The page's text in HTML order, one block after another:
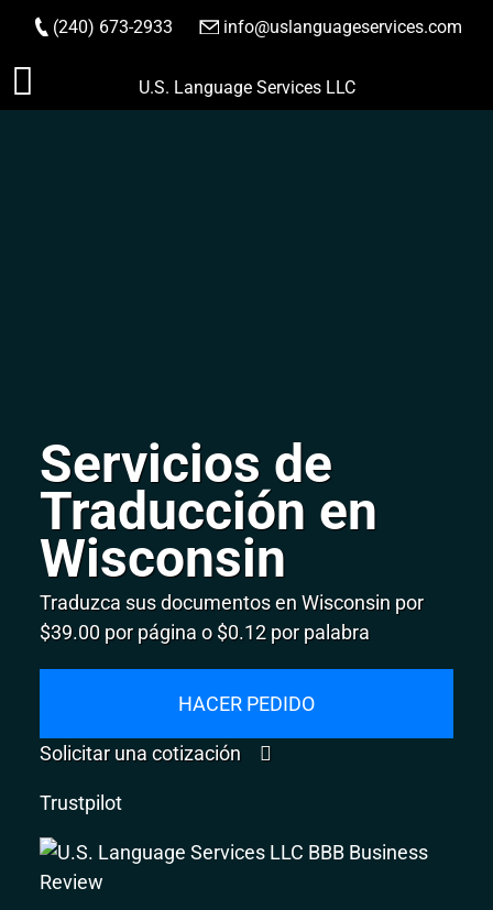
Saltar
(240) 673-2933 info@uslanguageservices.com
HACER PEDIDO
U.S. Language Services LLC
Servicios de
Traducción en
Wisconsin
Traduzca sus documentos en Wisconsin por
$39.00 por página o $0.12 por palabra
HACER PEDIDO
Solicitar una cotización
Trustpilot